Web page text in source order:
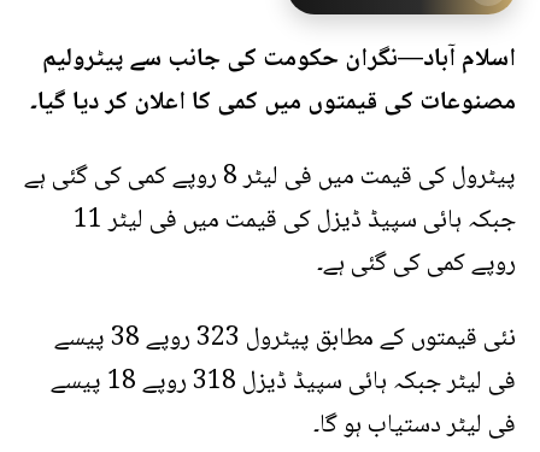
اسلام آباد—نگران حکومت کی جانب سے پیٹرولیم
مصنوعات کی قیمتوں میں کمی کا اعلان کر دیا گیا۔
پیٹرول کی قیمت میں فی لیٹر 8 روپے کمی کی گئی ہے
جبکہ ہائی سپیڈ ڈیزل کی قیمت میں فی لیٹر 11
روپے کمی کی گئی ہے۔
نئی قیمتوں کے مطابق پیٹرول 323 روپے 38 پیسے
فی لیٹر جبکہ ہائی سپیڈ ڈیزل 318 روپے 18 پیسے
فی لیٹر دستیاب ہو گا۔